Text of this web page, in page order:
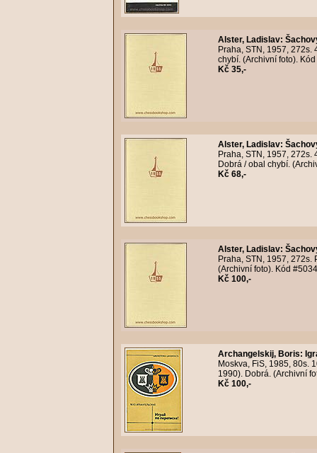
Alster, Ladislav:
Praha, STN, 1957,
chybí. (Archivní foto).
Kč 35,-
Alster, Ladislav:
Praha, STN, 1957,
Dobrá / obal chybí.
Kč 68,-
Alster, Ladislav:
Praha, STN, 1957,
(Archivní foto). Kód
Kč 100,-
Archangelskij, Boris:
Moskva, FiS, 1985, 80s.
1990). Dobrá. (Archivní
Kč 100,-